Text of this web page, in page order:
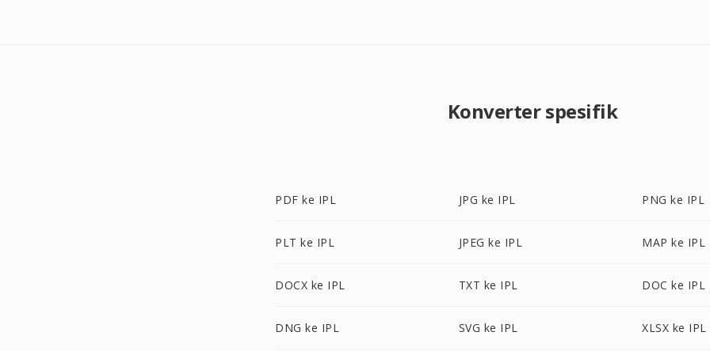
Konverter spesifik
PDF ke IPL JPG ke IPL PNG ke IPL
PLT ke IPL JPEG ke IPL MAP ke IPL
DOCX ke IPL TXT ke IPL DOC ke IPL
DNG ke IPL SVG ke IPL XLSX ke IPL